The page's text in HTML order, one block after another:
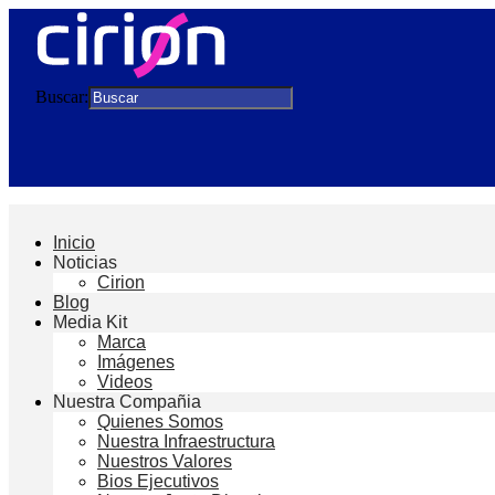
Buscar:
Inicio
Noticias
Cirion
Blog
Media Kit
Marca
Imágenes
Videos
Nuestra Compañia
Quienes Somos
Nuestra Infraestructura
Nuestros Valores
Bios Ejecutivos